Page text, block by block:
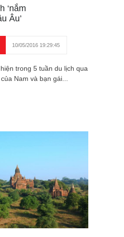
‘nắm
Âu’
10/05/2016 19:29:45
trong 5 tuần du lịch qua
Nam và bạn gái...